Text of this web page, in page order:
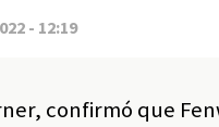
- 12:19
confirmó que